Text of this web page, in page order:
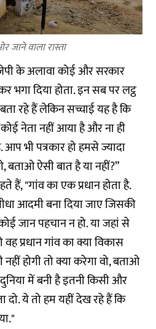
जाने वाला रास्ता
के अलावा कोई और सरकार
भगा दिया होता. इन सब पर लट्ठ
रहे हैं लेकिन सच्चाई यह है कि
नेता नहीं आया है और ना ही
भी पत्रकार हो हमसे ज्यादा
ऐसी बात है या नहीं?”
"गांव का एक प्रधान होता है.
आदमी बना दिया जाए जिसकी
जान पहचान न हो. या जहां से
प्रधान गांव का क्या विकास
होगी तो क्या करेगा वो, बताओ
में बनी है इतनी किसी और
दो. ये तो हम यहीं देख रहे हैं कि